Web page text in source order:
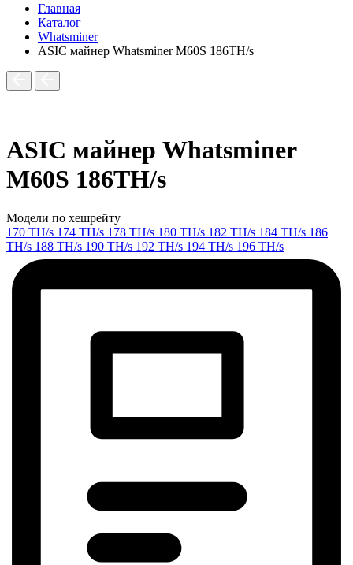
Главная
Каталог
Whatsminer
ASIC майнер Whatsminer M60S 186TH/s
ASIC майнер Whatsminer
M60S 186TH/s
Модели по хешрейту
170 TH/s 174 TH/s 178 TH/s 180 TH/s 182 TH/s 184 TH/s 186
TH/s 188 TH/s 190 TH/s 192 TH/s 194 TH/s 196 TH/s